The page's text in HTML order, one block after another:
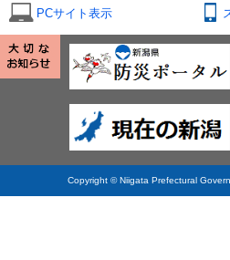
PCサイト表示
Copyright © Niigata Prefectural